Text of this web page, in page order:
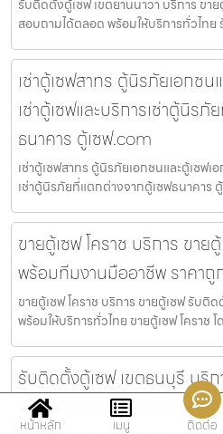
รับติดตั้งตู้เซฟ เขตยานนาวา บริการ ข
สอบถามได้ตลอด พร้อมให้บริการทั่วไท
เช่าตู้เซฟสาทร ตู้นิรภัยเอกช
เช่าตู้เซฟและบริการเช่าตู้นิร
ธนาคาร ตู้เซฟ.com
เช่าตู้เซฟสาทร ตู้นิรภัยเอกชนและตู้เซฟเ
เช่าตู้นิรภัยที่แตกต่างจากตู้เซฟธนาคาร
ขายตู้เซฟ โคราช บริการ ขา
พร้อมทีมงานมืออาชีพ ราคาถู
ขายตู้เซฟ โคราช บริการ ขายตู้เซฟ รับ
พร้อมให้บริการทั่วไทย ขายตู้เซฟ โคราช
รับติดตั้งตู้เซฟ เขตธนบุรี บริ
เซฟ พร้อมทีมงานมืออาชีพ ราค
หน้าหลัก เมนู ติดต่อ